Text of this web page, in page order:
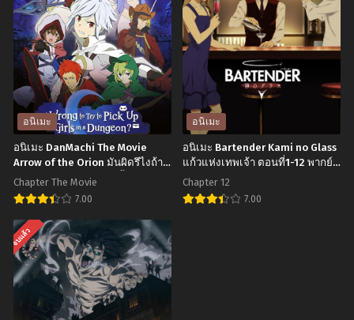
Gakuin
no
Futekigousha
Season
2
ใคร
ว่า
ข้า
ไม่
เหมาะ
เป็น
จอม
มาร
ภาค
2
Twin
โคตร
เซียน
โรงเรียน
พนัน
ทวิน
ตอน
ที่1-
6
พากย์
อนิเมะ
อนิเมะ DanMachi The Movie
Arrow of the Orion มันผิดรึไงถ้า
ใจอยากจะพบรักในดันเจี้ยน เดอะ
มูฟวี่ ซับไทย
Chapter The Movie
7.00
อ
นิ
เมะ
DanMachi
อนิเมะ
อนิเมะ Bartender Kami no Glass
แก้วแห่งเทพเจ้า ตอนที่1-12 พากย์
ไทย+ซับไทย
Chapter 12
7.00
จบแล้ว